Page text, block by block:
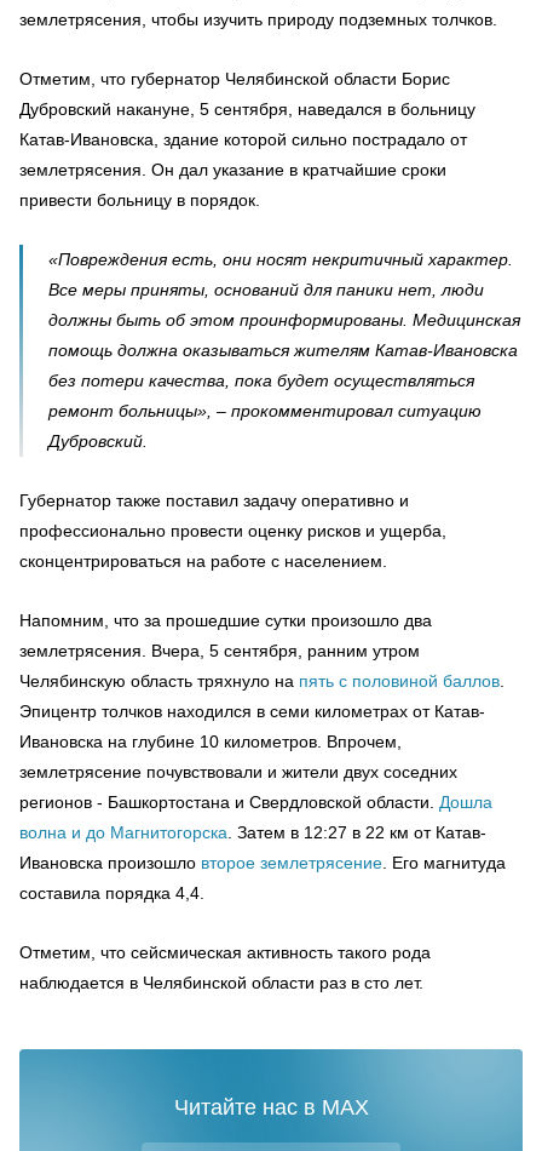
землетрясения, чтобы изучить природу подземных толчков.
Отметим, что губернатор Челябинской области Борис
Дубровский накануне, 5 сентября, наведался в больницу
Катав-Ивановска, здание которой сильно пострадало от
землетрясения. Он дал указание в кратчайшие сроки
привести больницу в порядок.
«Повреждения есть, они носят некритичный характер.
Все меры приняты, оснований для паники нет, люди
должны быть об этом проинформированы. Медицинская
помощь должна оказываться жителям Катав-Ивановска
без потери качества, пока будет осуществляться
ремонт больницы», – прокомментировал ситуацию
Дубровский.
Губернатор также поставил задачу оперативно и
профессионально провести оценку рисков и ущерба,
сконцентрироваться на работе с населением.
Напомним, что за прошедшие сутки произошло два
землетрясения. Вчера, 5 сентября, ранним утром
Челябинскую область тряхнуло на пять с половиной баллов
Эпицентр толчков находился в семи километрах от Катав-
Ивановска на глубине 10 километров. Впрочем,
землетрясение почувствовали и жители двух соседних
регионов - Башкортостана и Свердловской области. Дошла
волна и до Магнитогорска . Затем в 12:27 в 22 км от Катав-
Ивановска произошло второе землетрясение . Его магнитуда
составила порядка 4,4.
Отметим, что сейсмическая активность такого рода
наблюдается в Челябинской области раз в сто лет.
Читайте нас в MAX